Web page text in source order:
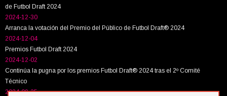
de Futbol Draft 2024
2024-12-30
Arranca la votación del Premio del Público de Futbol Draft® 2024
2024-12-04
Premios Futbol Draft 2024
2024-12-02
Continúa la pugna por los premios Futbol Draft® 2024 tras el 2º Comité
Técnico
2024-09-25